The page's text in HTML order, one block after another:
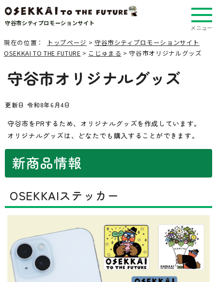
守谷市シティプロモーションサイト
メニュー
現在の位置： トップページ > 守谷市シティプロモーションサイト
OSEKKAI TO THE FUTURE > こじゅまる > 守谷市オリジナルグッズ
守谷市オリジナルグッズ
更新日 令和8年6月4日
守谷市をPRするため、オリジナルグッズを作成しています。
オリジナルグッズは、どなたでも購入することができます。
新商品情報
OSEKKAIステッカー